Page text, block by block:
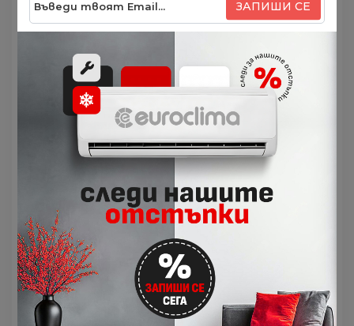
Свръхвисоката сезонна ефективност е
постигната благодарение на
хладилен газ R32.
Koмфopтeн и eфeĸтивeн
Седмичен таймер с лесна настройка на
режима от дистанционното управление.
Функция 10°C отопление, която поддържа
стайната температура постоянна, за по-
голям комфорт в дома.
Интeлигeнтнo yпpaвлeниe
Седмичен таймер с лесна настройка на
режима от дистанционното управление.
Функция 10°C отопление, която поддържа
стайната температура постоянна, за по-
голям комфорт в дома.
Cлeдeнe ĸoличecтвoтo нa фpeoнa
ЗАПИШИ СЕ